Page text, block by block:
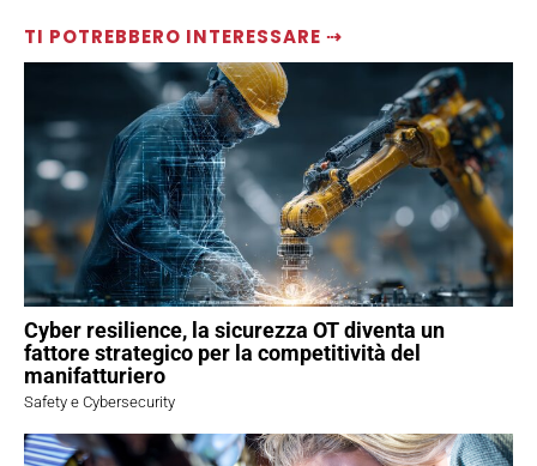
TI POTREBBERO INTERESSARE ⇢
Cyber resilience, la sicurezza OT diventa un
fattore strategico per la competitività del
manifatturiero
Safety e Cybersecurity